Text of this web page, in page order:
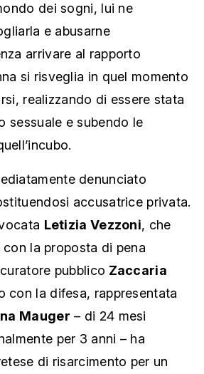
dei sogni, lui ne
e abusarne
arrivare al rapporto
si risveglia in quel momento
realizzando di essere stata
sessuale e subendo le
denunciato
accusatrice privata.
Letizia Vezzoni, che
la proposta di pena
pubblico Zaccaria
con la difesa, rappresentata
Mauger – di 24 mesi
per 3 anni – ha
di risarcimento per un